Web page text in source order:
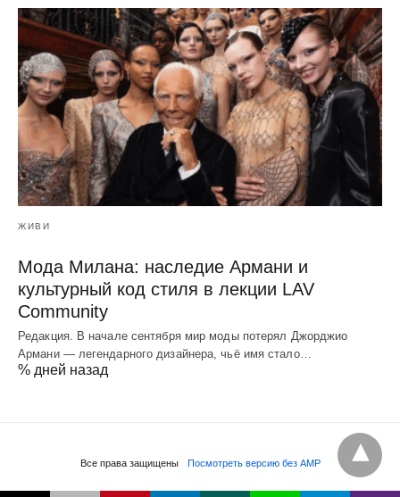
ЖИВИ
Мода Милана: наследие Армани и
культурный код стиля в лекции LAV
Community
Редакция. В начале сентября мир моды потерял Джорджио
Армани — легендарного дизайнера, чьё имя стало…
% дней назад
Все права защищены Посмотреть версию без AMP